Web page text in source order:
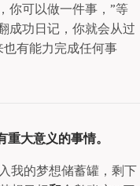
你可以做一件事，”等
成功日记，你就会从过
有能力完成任何事
大意义的事情。
我的梦想储蓄罐，剩下